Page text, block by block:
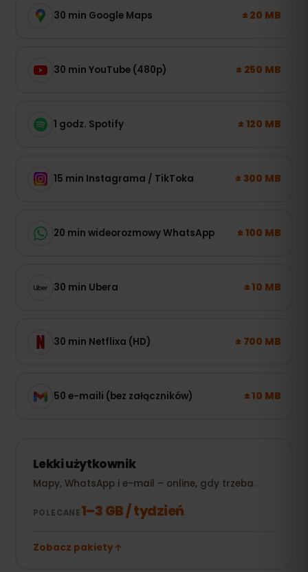
30 min Google Maps ± 20 MB
30 min YouTube (480p) ± 250 MB
1 godz. Spotify ± 120 MB
15 min Instagrama / TikToka ± 300 MB
20 min wideorozmowy WhatsApp ± 100 MB
30 min Ubera ± 10 MB
30 min Netflixa (HD) ± 700 MB
50 e-maili (bez załączników) ± 10 MB
Lekki użytkownik
Mapy, WhatsApp i e-mail – online, gdy trzeba.
POLECANE1–3 GB / tydzień
Zobacz pakiety